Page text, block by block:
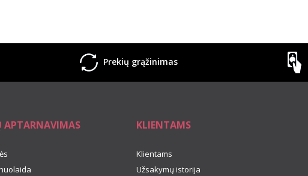
Prekių grąžinimas
APTARNAVIMAS KLIENTAMS
Klientams
Užsakymų istorija